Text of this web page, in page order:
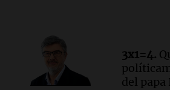
3x1=4.
del papa